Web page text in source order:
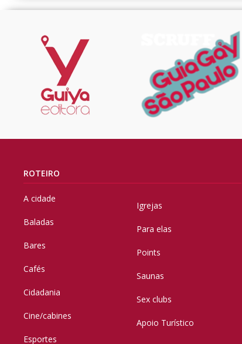
ROTEIRO
A cidade
Baladas
Bares
Cafés
Cidadania
Cine/cabines
Esportes
Igrejas
Para elas
Points
Saunas
Sex clubs
Apoio Turístico